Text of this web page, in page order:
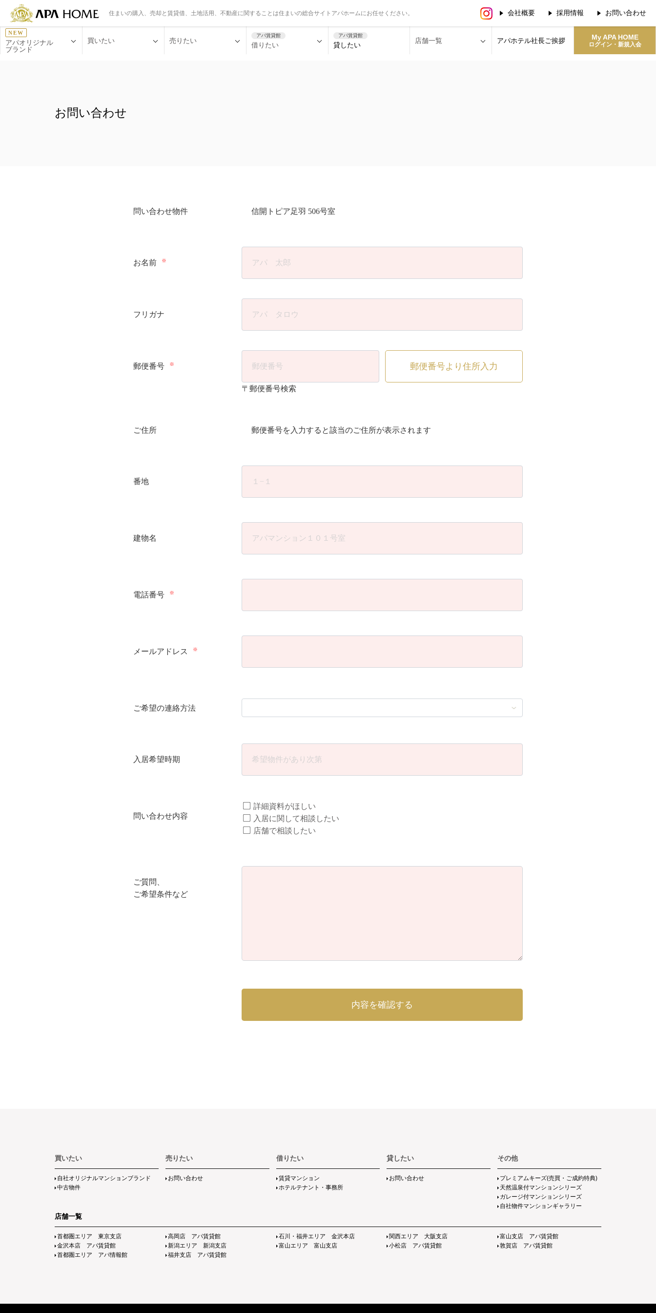
住まいの購入、売却と賃貸借、土地活用、不動産に関することは住まいの総合サイトアパホームにお任せください。 会社概要 採用情報 お問い合わせ
NEW
アパオリジナル
ブランド
買いたい 売りたい
アパ賃貸館
借りたい
アパ賃貸館
貸したい
店舗一覧 アパホテル社長ご挨拶 My APA HOME
ログイン・新規入会
お問い合わせ
問い合わせ物件 信開トピア足羽 506号室
お名前 ※
フリガナ
郵便番号 ※
〒郵便番号検索
郵便番号より住所入力
ご住所 郵便番号を入力すると該当のご住所が表示されます
番地
建物名
電話番号 ※
メールアドレス ※
ご希望の連絡方法
入居希望時期
問い合わせ内容
詳細資料がほしい
入居に関して相談したい
店舗で相談したい
ご質問、
ご希望条件など
買いたい
自社オリジナルマンションブランド
中古物件
売りたい
お問い合わせ
借りたい
賃貸マンション
ホテルテナント・事務所
貸したい
お問い合わせ
その他
プレミアムキーズ(売買・ご成約特典)
天然温泉付マンションシリーズ
ガレージ付マンションシリーズ
自社物件マンションギャラリー
店舗一覧
首都圏エリア 東京支店 高岡店 アパ賃貸館 石川・福井エリア 金沢本店 関西エリア 大阪支店
富山支店 アパ賃貸館
金沢本店 アパ賃貸館
新潟エリア 新潟支店 富山エリア 富山支店 小松店 アパ賃貸館
敦賀店 アパ賃貸館
首都圏エリア アパ情報館
福井支店 アパ賃貸館